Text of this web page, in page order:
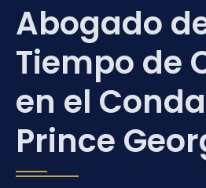
Abogado
Tiempo de
en el
Prince